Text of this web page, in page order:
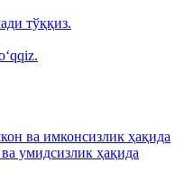
тўққиз.
ва имконсизлик ҳақида
умидсизлик ҳақида